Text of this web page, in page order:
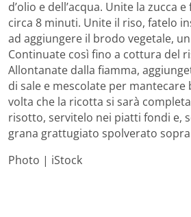
d’olio e dell’acqua. Unite la zucca
circa 8 minuti. Unite il riso, fatelo
ad aggiungere il brodo vegetale,
Continuate così fino a cottura del
Allontanate dalla fiamma,
di sale e mescolate per mantecare
volta che la ricotta si sarà
risotto, servitelo nei piatti fondi e,
grana grattugiato spolverato
Photo | iStock